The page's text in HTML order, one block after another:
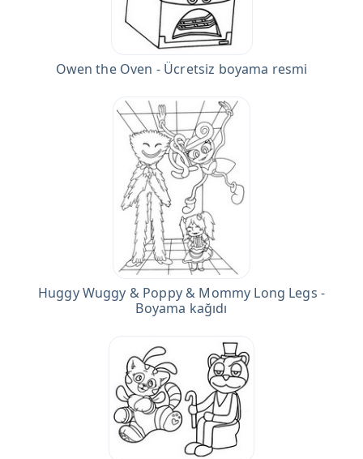
Owen the Oven - Ücretsiz boyama resmi
Huggy Wuggy & Poppy & Mommy Long Legs -
Boyama kağıdı